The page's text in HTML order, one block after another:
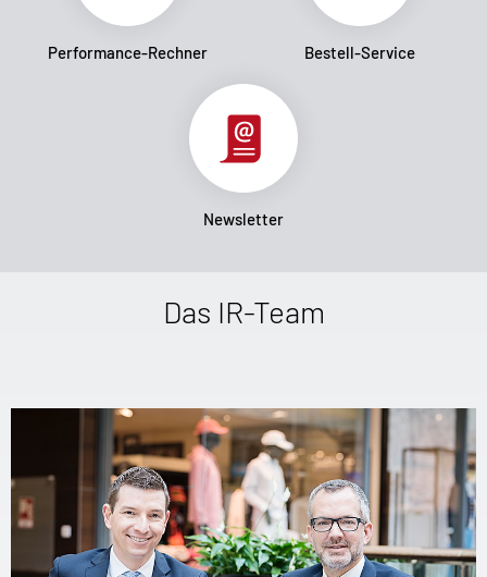
Performance-Rechner Bestell-Service
Newsletter
Das IR-Team